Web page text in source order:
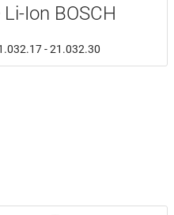
Ion BOSCH
- 21.032.30